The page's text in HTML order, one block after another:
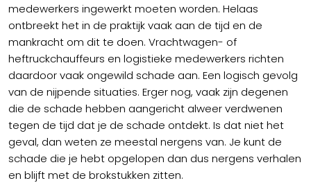
medewerkers ingewerkt moeten worden. Helaas
ontbreekt het in de praktijk vaak aan de tijd en de
mankracht om dit te doen. Vrachtwagen- of
heftruckchauffeurs en logistieke medewerkers richten
daardoor vaak ongewild schade aan. Een logisch gevolg
van de nijpende situaties. Erger nog, vaak zijn degenen
die de schade hebben aangericht alweer verdwenen
tegen de tijd dat je de schade ontdekt. Is dat niet het
geval, dan weten ze meestal nergens van. Je kunt de
schade die je hebt opgelopen dan dus nergens verhalen
en blijft met de brokstukken zitten.